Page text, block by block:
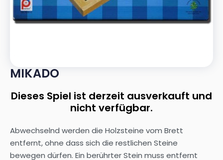
MIKADO
Dieses Spiel ist derzeit ausverkauft und
nicht verfügbar.
Abwechselnd werden die Holzsteine vom Brett
entfernt, ohne dass sich die restlichen Steine
bewegen dürfen. Ein berührter Stein muss entfernt